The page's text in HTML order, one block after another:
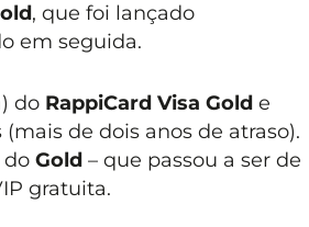
, que foi lançado
em seguida.
do RappiCard Visa Gold e
de dois anos de atraso).
do Gold – que passou a ser de
gratuita.